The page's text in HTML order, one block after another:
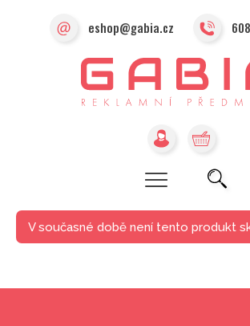
eshop@gabia.cz
V současné době není tento produkt